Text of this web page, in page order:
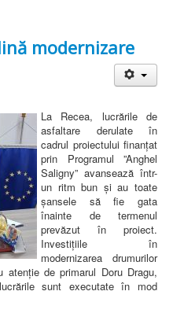
modernizare
La Recea, lucrările de
asfaltare derulate în
cadrul proiectului finanțat
prin Programul ”Anghel
Saligny” avansează într-
un ritm bun și au toate
șansele să fie gata
înainte de termenul
prevăzut în proiect.
Investițiile în
modernizarea drumurilor
atenție de primarul Doru Dragu,
sunt executate în mod